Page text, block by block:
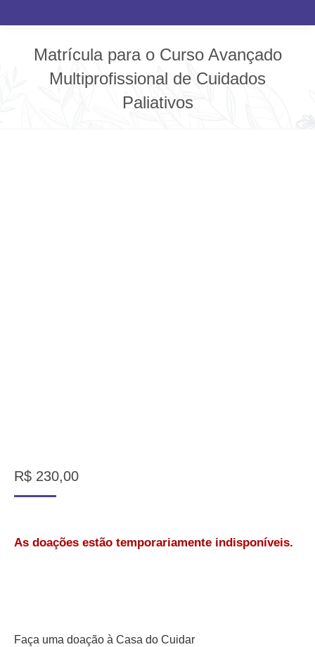
Matrícula para o Curso Avançado
Multiprofissional de Cuidados
Paliativos
R$ 230,00
As doações estão temporariamente indisponíveis.
Faça uma doação à Casa do Cuidar